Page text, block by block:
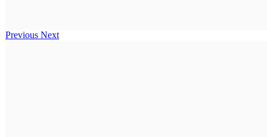
Previous Next